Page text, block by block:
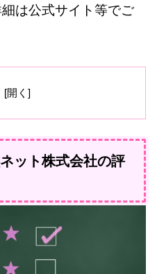
は公式サイト等でご
ット株式会社の評